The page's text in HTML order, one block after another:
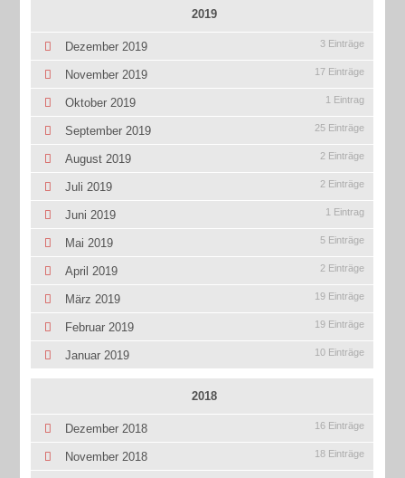
2019
Dezember 2019 3 Einträge
November 2019 17 Einträge
Oktober 2019 1 Eintrag
September 2019 25 Einträge
August 2019 2 Einträge
Juli 2019 2 Einträge
Juni 2019 1 Eintrag
Mai 2019 5 Einträge
April 2019 2 Einträge
März 2019 19 Einträge
Februar 2019 19 Einträge
Januar 2019 10 Einträge
2018
Dezember 2018 16 Einträge
November 2018 18 Einträge